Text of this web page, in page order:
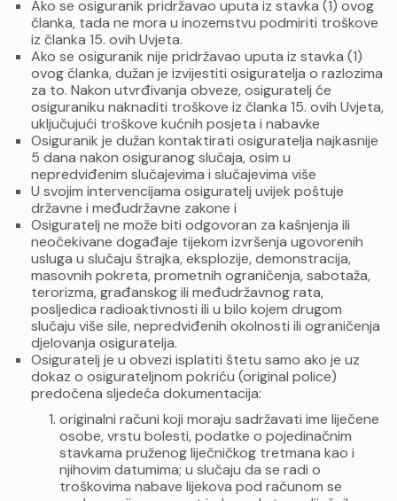
Ako se osiguranik pridržavao uputa iz stavka (1) ovog
članka, tada ne mora u inozemstvu podmiriti troškove
iz članka 15. ovih Uvjeta.
Ako se osiguranik nije pridržavao uputa iz stavka (1)
ovog članka, dužan je izvijestiti osiguratelja o razlozima
za to. Nakon utvrđivanja obveze, osiguratelj će
osiguraniku naknaditi troškove iz članka 15. ovih Uvjeta,
uključujući troškove kućnih posjeta i nabavke
Osiguranik je dužan kontaktirati osiguratelja najkasnije
5 dana nakon osiguranog slučaja, osim u
nepredviđenim slučajevima i slučajevima više
U svojim intervencijama osiguratelj uvijek poštuje
državne i međudržavne zakone i
Osiguratelj ne može biti odgovoran za kašnjenja ili
neočekivane događaje tijekom izvršenja ugovorenih
usluga u slučaju štrajka, eksplozije, demonstracija,
masovnih pokreta, prometnih ograničenja, sabotaža,
terorizma, građanskog ili međudržavnog rata,
posljedica radioaktivnosti ili u bilo kojem drugom
slučaju više sile, nepredviđenih okolnosti ili ograničenja
djelovanja osiguratelja.
Osiguratelj je u obvezi isplatiti štetu samo ako je uz
dokaz o osigurateljnom pokriću (original police)
predočena sljedeća dokumentacija:
originalni računi koji moraju sadržavati ime liječene
osobe, vrstu bolesti, podatke o pojedinačnim
stavkama pruženog liječničkog tretmana kao i
njihovim datumima; u slučaju da se radi o
troškovima nabave lijekova pod računom se